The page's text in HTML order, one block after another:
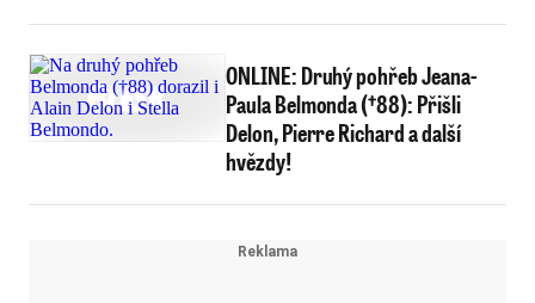
(18) s matkou
ONLINE: Druhý pohřeb Jeana-
Paula Belmonda (†88): Přišli
Delon, Pierre Richard a další
hvězdy!